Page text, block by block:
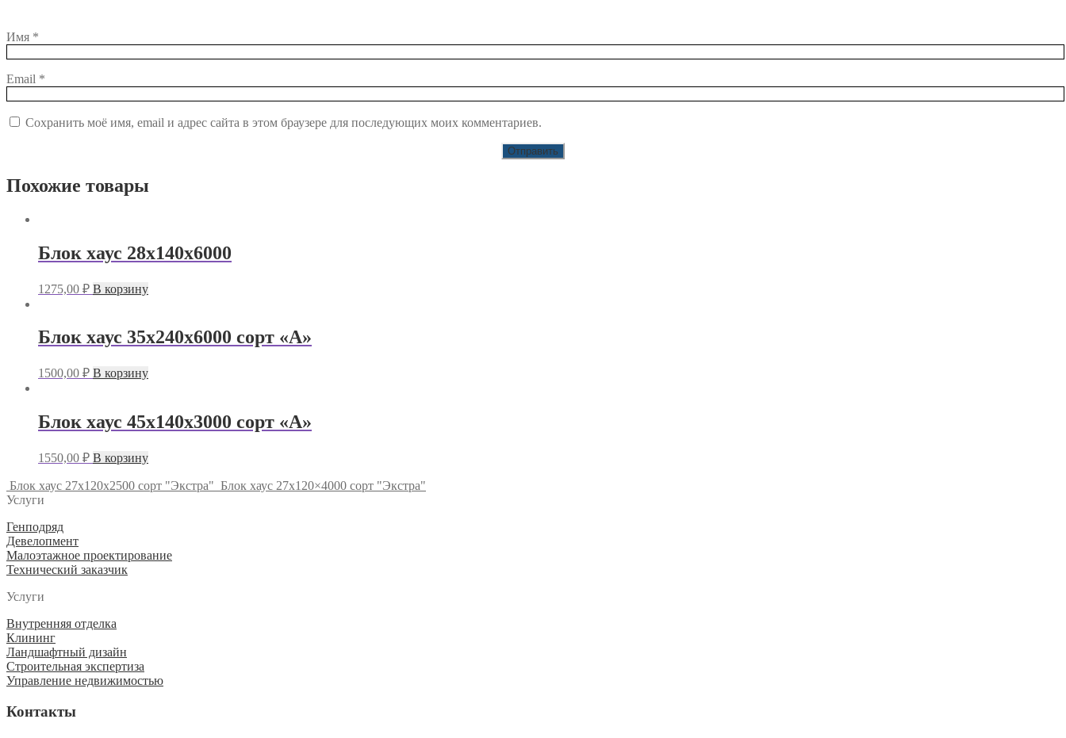
Имя *
Email *
Сохранить моё имя, email и адрес сайта в этом браузере для последующих моих комментариев.
Похожие товары
Блок хаус 28х140х6000
1275,00 ₽ В корзину
Блок хаус 35х240х6000 сорт «А»
1500,00 ₽ В корзину
Блок хаус 45x140x3000 сорт «А»
1550,00 ₽ В корзину
Блок хаус 27х120х2500 сорт "Экстра" Блок хаус 27х120×4000 сорт "Экстра"
Услуги
Генподряд
Девелопмент
Малоэтажное проектирование
Технический заказчик
Услуги
Внутренняя отделка
Клининг
Ландшафтный дизайн
Строительная экспертиза
Управление недвижимостью
Контакты